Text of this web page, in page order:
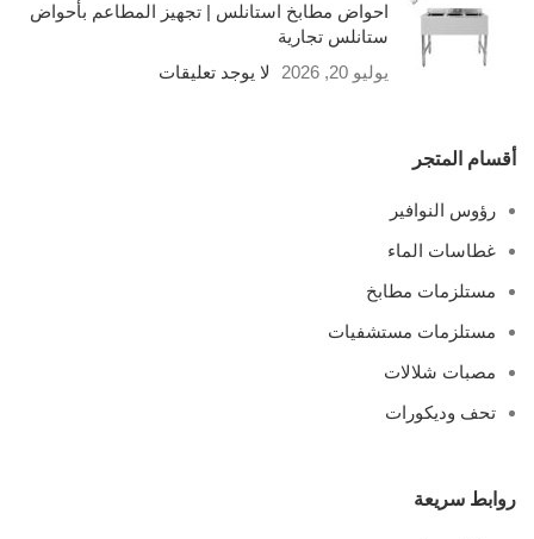
احواض مطابخ استانلس | تجهيز المطاعم بأحواض
ستانلس تجارية
يوليو 20, 2026
لا يوجد تعليقات
أقسام المتجر
رؤوس النوافير
غطاسات الماء
مستلزمات مطابخ
مستلزمات مستشفيات
مصبات شلالات
تحف وديكورات
روابط سريعة